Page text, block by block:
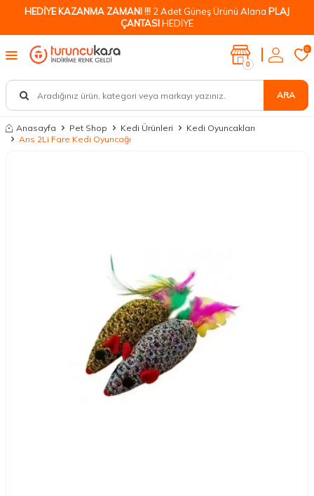
HEDİYE KAZANMA ZAMANI !!! 2 Adet Güneş Ürünü Alana PLAJ
ÇANTASIHEDİYE
ARA
0
0
Anasayfa Pet Shop Kedi Ürünleri
Kedi Oyuncakları
Ans 2Li Fare Kedi Oyuncağı